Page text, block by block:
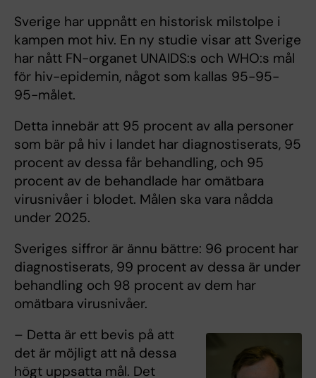
Sverige har uppnått en historisk milstolpe i
kampen mot hiv. En ny studie visar att Sverige
har nått FN-organet UNAIDS:s och WHO:s mål
för hiv-epidemin, något som kallas 95-95-
95-målet.
Detta innebär att 95 procent av alla personer
som bär på hiv i landet har diagnostiserats, 95
procent av dessa får behandling, och 95
procent av de behandlade har omätbara
virusnivåer i blodet. Målen ska vara nådda
under 2025.
Sveriges siffror är ännu bättre: 96 procent har
diagnostiserats, 99 procent av dessa är under
behandling och 98 procent av dem har
omätbara virusnivåer.
– Detta är ett bevis på att
det är möjligt att nå dessa
högt uppsatta mål. Det